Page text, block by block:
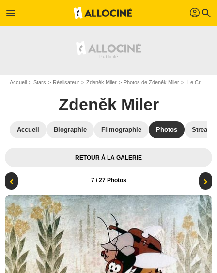
menu profil search
Accueil Stars Réalisateur Zdeněk Miler Photos de Zdeněk Miler Le Criquet : Photo Zdeněk Miler
Zdeněk Miler
Accueil Biographie Filmographie Photos
RETOUR À LA GALERIE
7/ 27 Photos